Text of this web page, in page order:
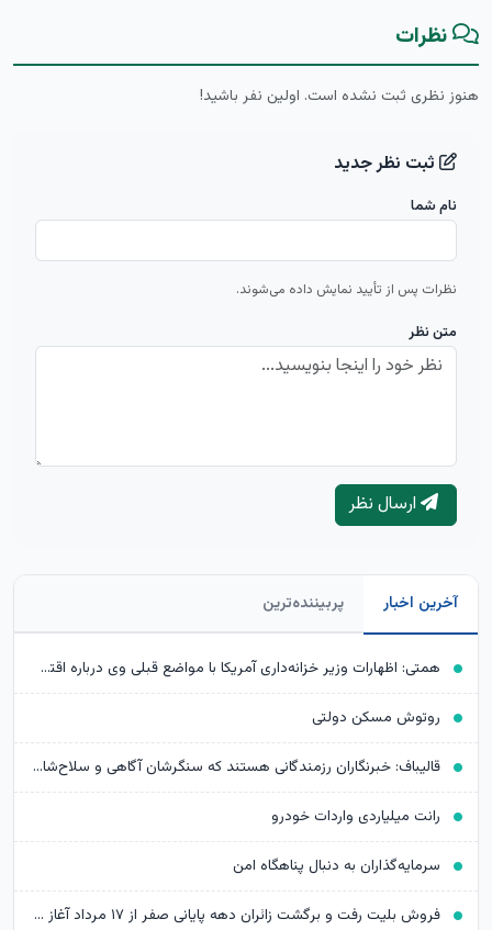
نظرات
هنوز نظری ثبت نشده است. اولین نفر باشید!
ثبت نظر جدید
نام شما
نظرات پس از تأیید نمایش داده می‌شوند.
متن نظر
ارسال نظر
آخرین اخبار پربیننده‌ترین
همتی: اظهارات وزیر خزانه‌داری آمریکا با مواضع قبلی وی درباره اقتصاد ایران متناقض است
روتوش مسکن دولتی
قالیباف: خبرنگاران رزمندگانی هستند که سنگرشان آگاهی و سلاح‌شان حقیقت است
رانت میلیاردی واردات خودرو
سرمایه‌گذاران به دنبال پناهگاه امن
فروش بلیت رفت و برگشت زائران دهه پایانی صفر از ۱۷ مرداد آغاز می‌شود